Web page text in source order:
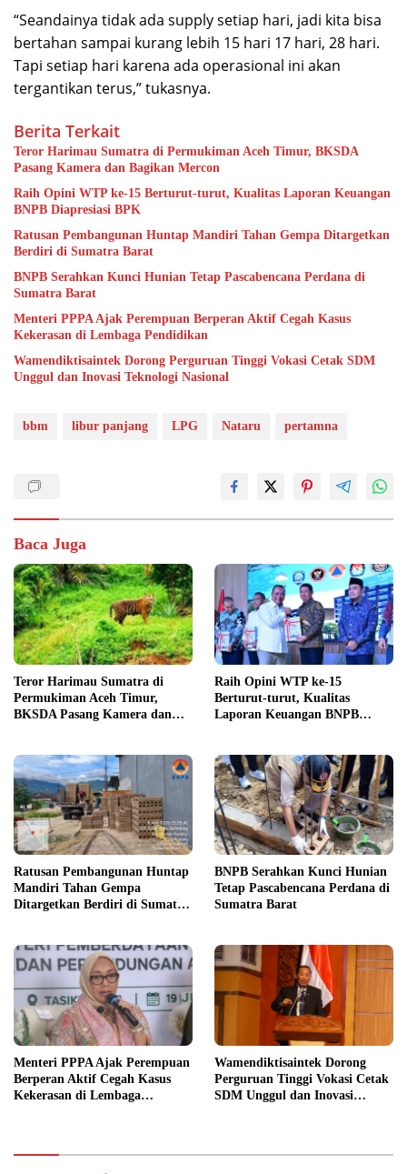
“Seandainya tidak ada supply setiap hari, jadi kita bisa
bertahan sampai kurang lebih 15 hari 17 hari, 28 hari.
Tapi setiap hari karena ada operasional ini akan
tergantikan terus,” tukasnya.
Berita Terkait
Teror Harimau Sumatra di Permukiman Aceh Timur, BKSDA
Pasang Kamera dan Bagikan Mercon
Raih Opini WTP ke-15 Berturut-turut, Kualitas Laporan Keuangan
BNPB Diapresiasi BPK
Ratusan Pembangunan Huntap Mandiri Tahan Gempa Ditargetkan
Berdiri di Sumatra Barat
BNPB Serahkan Kunci Hunian Tetap Pascabencana Perdana di
Sumatra Barat
Menteri PPPA Ajak Perempuan Berperan Aktif Cegah Kasus
Kekerasan di Lembaga Pendidikan
Wamendiktisaintek Dorong Perguruan Tinggi Vokasi Cetak SDM
Unggul dan Inovasi Teknologi Nasional
bbm libur panjang LPG Nataru pertamna
Baca Juga
Teror Harimau Sumatra di
Permukiman Aceh Timur,
BKSDA Pasang Kamera dan
Raih Opini WTP ke-15
Berturut-turut, Kualitas
Laporan Keuangan BNPB
Ratusan Pembangunan Huntap
Mandiri Tahan Gempa
Ditargetkan Berdiri di Sumatra
BNPB Serahkan Kunci Hunian
Tetap Pascabencana Perdana di
Sumatra Barat
Menteri PPPA Ajak Perempuan
Berperan Aktif Cegah Kasus
Kekerasan di Lembaga
Wamendiktisaintek Dorong
Perguruan Tinggi Vokasi Cetak
SDM Unggul dan Inovasi